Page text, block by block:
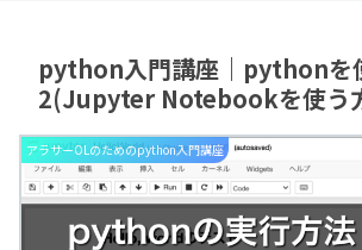
python入門講座｜pythonを
2(Jupyter Notebookを使う
アラサーOLのためのpython入門講座